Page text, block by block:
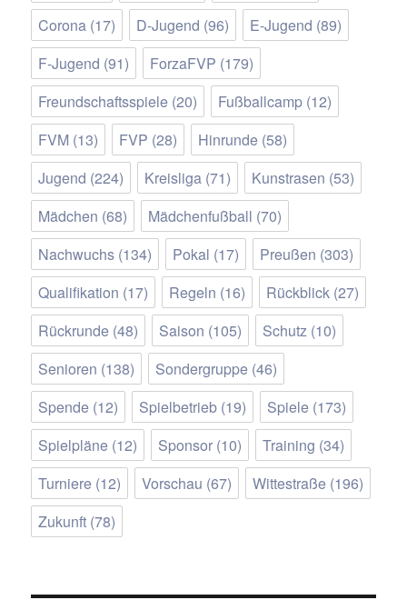
Corona (17) D-Jugend (96) E-Jugend (89)
F-Jugend (91) ForzaFVP (179)
Freundschaftsspiele (20) Fußballcamp (12)
FVM (13) FVP (28) Hinrunde (58)
Jugend (224) Kreisliga (71) Kunstrasen (53)
Mädchen (68) Mädchenfußball (70)
Nachwuchs (134) Pokal (17) Preußen (303)
Qualifikation (17) Regeln (16) Rückblick (27)
Rückrunde (48) Saison (105) Schutz (10)
Senioren (138) Sondergruppe (46)
Spende (12) Spielbetrieb (19) Spiele (173)
Spielpläne (12) Sponsor (10) Training (34)
Turniere (12) Vorschau (67) Wittestraße (196)
Zukunft (78)